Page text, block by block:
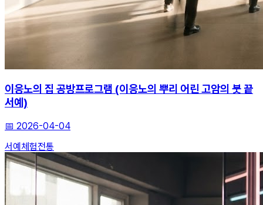
이응노의 집 공방프로그램 (이응노의 뿌리 어린 고암의 붓 끝
서예)
📅 2026-04-04
서예 체험전통